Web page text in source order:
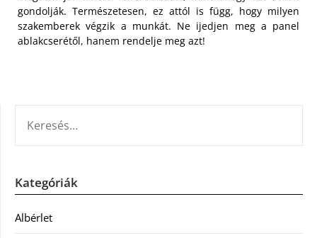
gondolják. Természetesen, ez attól is függ, hogy milyen
szakemberek végzik a munkát. Ne ijedjen meg a panel
ablakcserétől, hanem rendelje meg azt!
Kategóriák
Albérlet